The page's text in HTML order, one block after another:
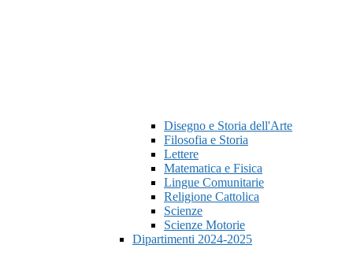
Disegno e Storia dell'Arte
Filosofia e Storia
Lettere
Matematica e Fisica
Lingue Comunitarie
Religione Cattolica
Scienze
Scienze Motorie
Dipartimenti 2024-2025